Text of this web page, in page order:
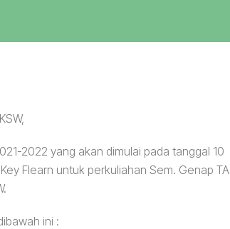
2022 yang akan dimulai pada tanggal 10
Flearn untuk perkuliahan Sem. Genap TA
ini :